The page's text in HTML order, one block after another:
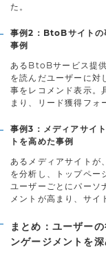
た。
事例2：BtoBサイトの
事例
あるBtoBサービス提
を読んだユーザーに対
事をレコメンド表示。
まり、リード獲得フォ
事例3：メディアサイ
トを高めた事例
あるメディアサイトが
を分析し、トップペー
ユーザーごとにパーソ
メントが高まり、サイ
まとめ：ユーザー
ンゲージメントを深